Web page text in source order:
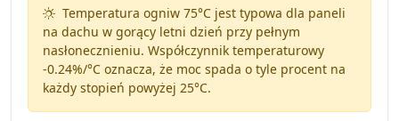
Temperatura ogniw 75°C jest typowa dla paneli
na dachu w gorący letni dzień przy pełnym
nasłonecznieniu. Współczynnik temperaturowy
-0.24%/°Coznacza, że moc spada o tyle procent na
każdy stopień powyżej 25°C.